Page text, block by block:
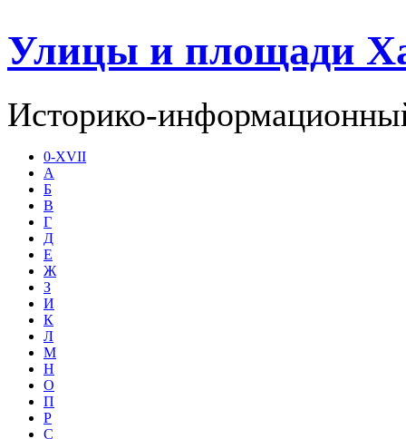
Улицы и площади
Историко-
0-XVII
А
Б
В
Г
Д
Е
Ж
З
И
К
Л
М
Н
О
П
Р
С